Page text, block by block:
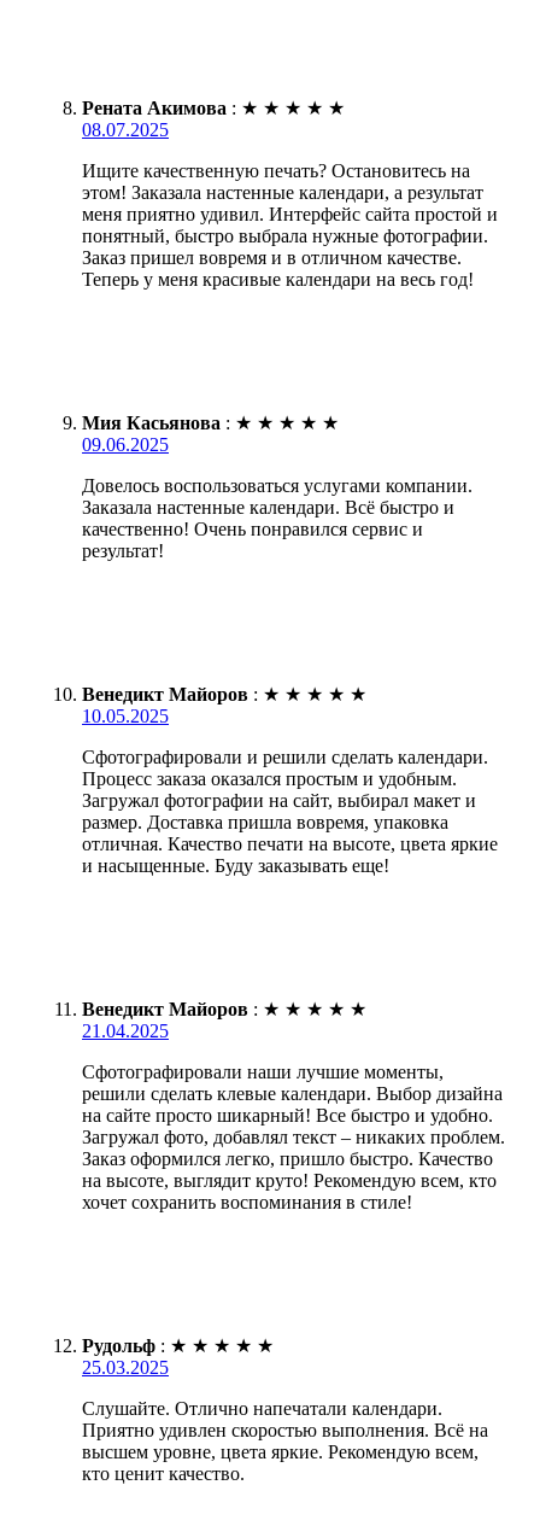
Рената Акимова : ★ ★ ★ ★ ★
08.07.2025
Ищите качественную печать? Остановитесь на
этом! Заказала настенные календари, а результат
меня приятно удивил. Интерфейс сайта простой и
понятный, быстро выбрала нужные фотографии.
Заказ пришел вовремя и в отличном качестве.
Теперь у меня красивые календари на весь год!
Мия Касьянова : ★ ★ ★ ★ ★
09.06.2025
Довелось воспользоваться услугами компании.
Заказала настенные календари. Всё быстро и
качественно! Очень понравился сервис и
результат!
Венедикт Майоров : ★ ★ ★ ★ ★
10.05.2025
Сфотографировали и решили сделать календари.
Процесс заказа оказался простым и удобным.
Загружал фотографии на сайт, выбирал макет и
размер. Доставка пришла вовремя, упаковка
отличная. Качество печати на высоте, цвета яркие
и насыщенные. Буду заказывать еще!
Венедикт Майоров : ★ ★ ★ ★ ★
21.04.2025
Сфотографировали наши лучшие моменты,
решили сделать клевые календари. Выбор дизайна
на сайте просто шикарный! Все быстро и удобно.
Загружал фото, добавлял текст – никаких проблем.
Заказ оформился легко, пришло быстро. Качество
на высоте, выглядит круто! Рекомендую всем, кто
хочет сохранить воспоминания в стиле!
Рудольф : ★ ★ ★ ★ ★
25.03.2025
Слушайте. Отлично напечатали календари.
Приятно удивлен скоростью выполнения. Всё на
высшем уровне, цвета яркие. Рекомендую всем,
кто ценит качество.